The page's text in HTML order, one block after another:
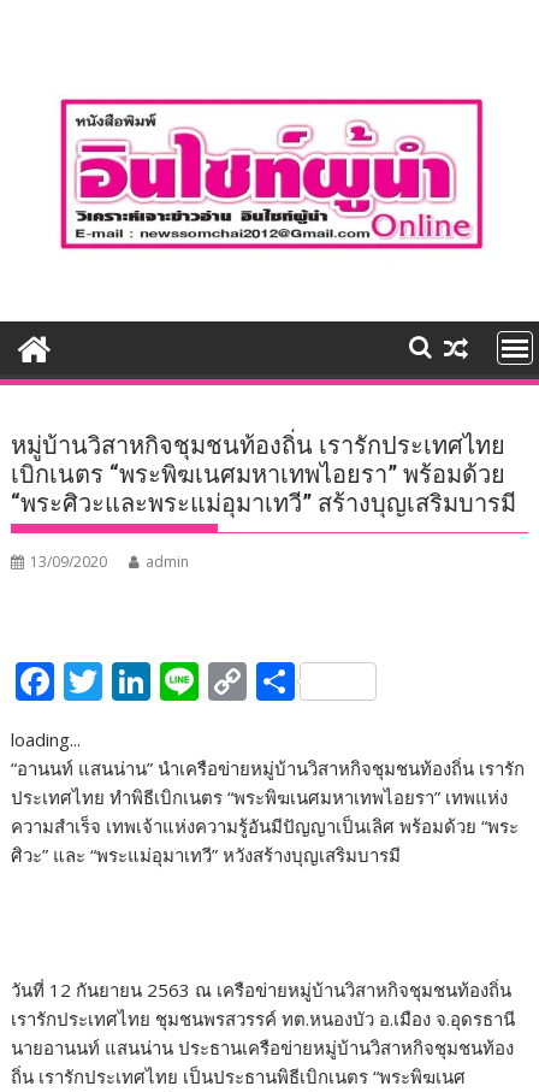
หมู่บ้านวิสาหกิจชุมชนท้องถิ่น เรารักประเทศไทย
เบิกเนตร “พระพิฆเนศมหาเทพไอยรา” พร้อมด้วย
“พระศิวะและพระแม่อุมาเทวี” สร้างบุญเสริมบารมี
13/09/2020 admin
F
e
b
o
o
T
itt
er
Li
k
e
dI
n
Li
e
C
p
y
Li
n
S
ar
e
loading...
“อานนท์ แสนน่าน” นำเครือข่ายหมู่บ้านวิสาหกิจชุมชนท้องถิ่น เรารัก
ประเทศไทย ทำพิธีเบิกเนตร “พระพิฆเนศมหาเทพไอยรา” เทพแห่ง
ความสำเร็จ เทพเจ้าแห่งความรู้อันมีปัญญาเป็นเลิศ พร้อมด้วย “พระ
ศิวะ” และ “พระแม่อุมาเทวี” หวังสร้างบุญเสริมบารมี
วันที่ 12 กันยายน 2563 ณ เครือข่ายหมู่บ้านวิสาหกิจชุมชนท้องถิ่น
เรารักประเทศไทย ชุมชนพรสวรรค์ ทต.หนองบัว อ.เมือง จ.อุดรธานี
นายอานนท์ แสนน่าน ประธานเครือข่ายหมู่บ้านวิสาหกิจชุมชนท้อง
ถิ่น เรารักประเทศไทย เป็นประธานพิธีเบิกเนตร “พระพิฆเนศ